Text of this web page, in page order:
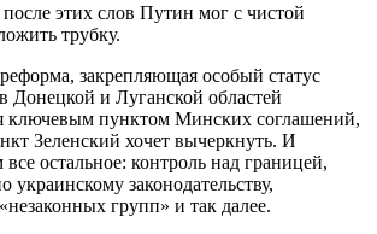
этих слов Путин мог с чистой
трубку.
закрепляющая особый статус
Донецкой и Луганской областей
ключевым пунктом Минских соглашений,
Зеленский хочет вычеркнуть. И
остальное: контроль над границей,
законодательству,
групп» и так далее.